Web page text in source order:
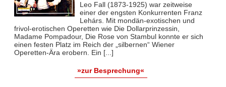
Leo Fall (1873-1925) war zeitweise
einer der engsten Konkurrenten Franz
Lehárs. Mit mondän-exotischen und
frivol-erotischen Operetten wie Die Dollarprinzessin,
Madame Pompadour, Die Rose von Stambul konnte er sich
einen festen Platz im Reich der „silbernen“ Wiener
Operetten-Ära erobern. Ein [...]
»zur Besprechung«